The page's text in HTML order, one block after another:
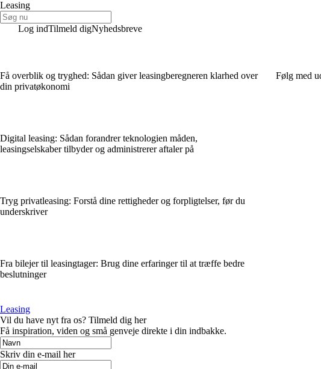
Leasing
Log indTilmeld digNyhedsbreve
Få overblik og tryghed: Sådan giver leasingberegneren klarhed over
din privatøkonomi
Digital leasing: Sådan forandrer teknologien måden,
leasingselskaber tilbyder og administrerer aftaler på
Tryg privatleasing: Forstå dine rettigheder og forpligtelser, før du
underskriver
Fra bilejer til leasingtager: Brug dine erfaringer til at træffe bedre
beslutninger
Følg med
Leasing
Vil du have nyt fra os? Tilmeld dig her
Få inspiration, viden og små genveje direkte i din indbakke.
Skriv din e-mail her